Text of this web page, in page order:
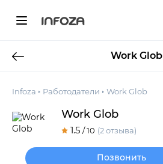
INFOZA
Work Glob
Infoza Работодатели Work Glob
Work Glob
1.5 / 10 (2 отзыва)
Позвонить